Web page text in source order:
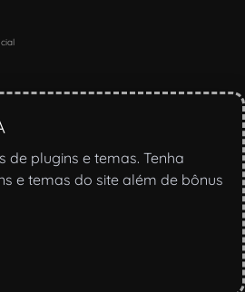
de plugins e temas. Tenha
e temas do site além de bônus